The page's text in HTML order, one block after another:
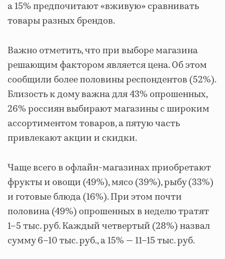
а 15% предпочитают «вживую» сравнивать
товары разных брендов.
Важно отметить, что при выборе магазина
решающим фактором является цена. Об этом
сообщили более половины респондентов (52%).
Близость к дому важна для 43% опрошенных,
26% россиян выбирают магазины с широким
ассортиментом товаров, а пятую часть
привлекают акции и скидки.
Чаще всего в офлайн-магазинах приобретают
фрукты и овощи (49%), мясо (39%), рыбу (33%)
и готовые блюда (16%). При этом почти
половина (49%) опрошенных в неделю тратят
1–5 тыс. руб. Каждый четвертый (28%) назвал
сумму 6–10 тыс. руб., а 15% — 11–15 тыс. руб.